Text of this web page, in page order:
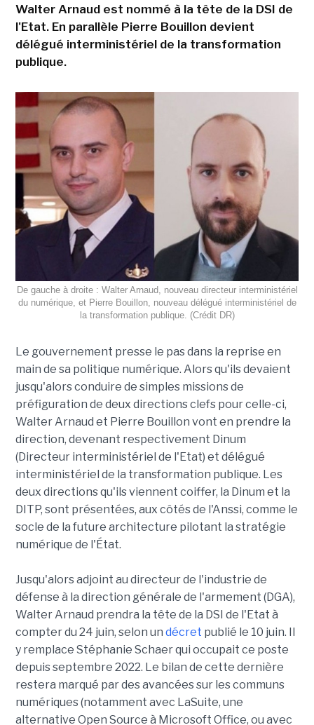
Walter Arnaud est nommé à la tête de la DSI de
l'Etat. En parallèle Pierre Bouillon devient
délégué interministériel de la transformation
publique.
De gauche à droite : Walter Arnaud, nouveau directeur interministériel
du numérique, et Pierre Bouillon, nouveau délégué interministériel de
la transformation publique. (Crédit DR)
Le gouvernement presse le pas dans la reprise en
main de sa politique numérique. Alors qu'ils devaient
jusqu'alors conduire de simples missions de
préfiguration de deux directions clefs pour celle-ci,
Walter Arnaud et Pierre Bouillon vont en prendre la
direction, devenant respectivement Dinum
(Directeur interministériel de l'Etat) et délégué
interministériel de la transformation publique. Les
deux directions qu'ils viennent coiffer, la Dinum et la
DITP, sont présentées, aux côtés de l'Anssi, comme le
socle de la future architecture pilotant la stratégie
numérique de l'État.
Jusqu'alors adjoint au directeur de l'industrie de
défense à la direction générale de l'armement (DGA),
Walter Arnaud prendra la tête de la DSI de l'Etat à
compter du 24 juin, selon un décret publié le 10 juin. Il
y remplace Stéphanie Schaer qui occupait ce poste
depuis septembre 2022. Le bilan de cette dernière
restera marqué par des avancées sur les communs
numériques (notamment avec LaSuite, une
alternative Open Source à Microsoft Office, ou avec